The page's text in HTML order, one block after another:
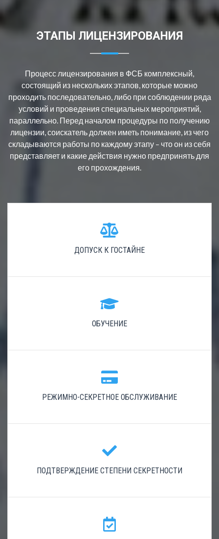
ЭТАПЫ ЛИЦЕНЗИРОВАНИЯ
Процесс лицензирования в ФСБ комплексный,
состоящий из нескольких этапов, которые можно
проходить последовательно, либо при соблюдении ряда
условий и проведения специальных мероприятий,
параллельно. Перед началом процедуры по получению
лицензии, соискатель должен иметь понимание, из чего
складываются работы по каждому этапу – что он из себя
представляет и какие действия нужно предпринять для
его прохождения.
ДОПУСК К ГОСТАЙНЕ
ОБУЧЕНИЕ
РЕЖИМНО-СЕКРЕТНОЕ ОБСЛУЖИВАНИЕ
ПОДТВЕРЖДЕНИЕ СТЕПЕНИ СЕКРЕТНОСТИ